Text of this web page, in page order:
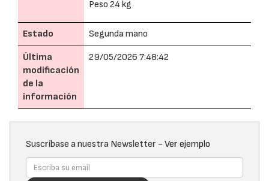
Peso 24 kg
Estado Segunda mano
Última
modificación
de la
información
29/05/2026 7:48:42
Suscríbase a nuestra Newsletter - Ver ejemplo